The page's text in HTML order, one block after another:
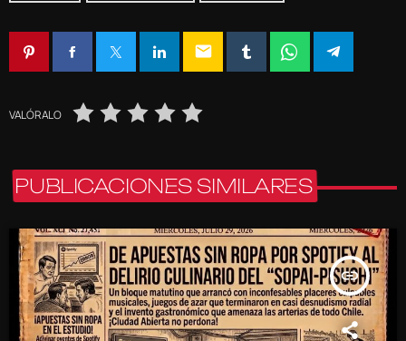
email
VALÓRALO
PUBLICACIONES SIMILARES
insert_link